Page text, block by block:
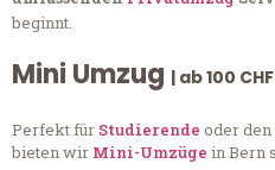
beginnt.
Mini Umzug | ab 100 CHF
Perfekt für Studierende oder
bieten wir Mini-Umzüge in Bern